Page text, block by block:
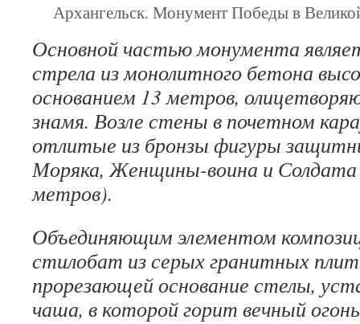
Архангельск. Монумент Победы в
Основной частью монумента
стрела из монолитного бетона
основанием 13 метров,
знамя. Возле стены в почетном
отлитые из бронзы фигуры
Моряка, Женщины-воина и Солдата
метров).
Объединяющим элементом
стилобат из серых гранитных
прорезающей основание стелы,
чаша, в которой горит вечный